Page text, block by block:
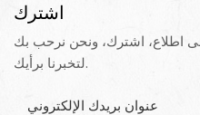
اشترك
اطلاع، اشترك، ونحن نرحب بك
لتخبرنا برأيك.